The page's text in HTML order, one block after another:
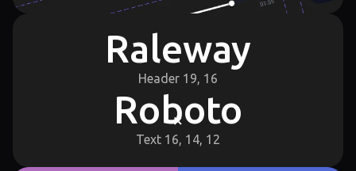
Raleway
Header 19, 16
Roboto
Text 16, 14, 12